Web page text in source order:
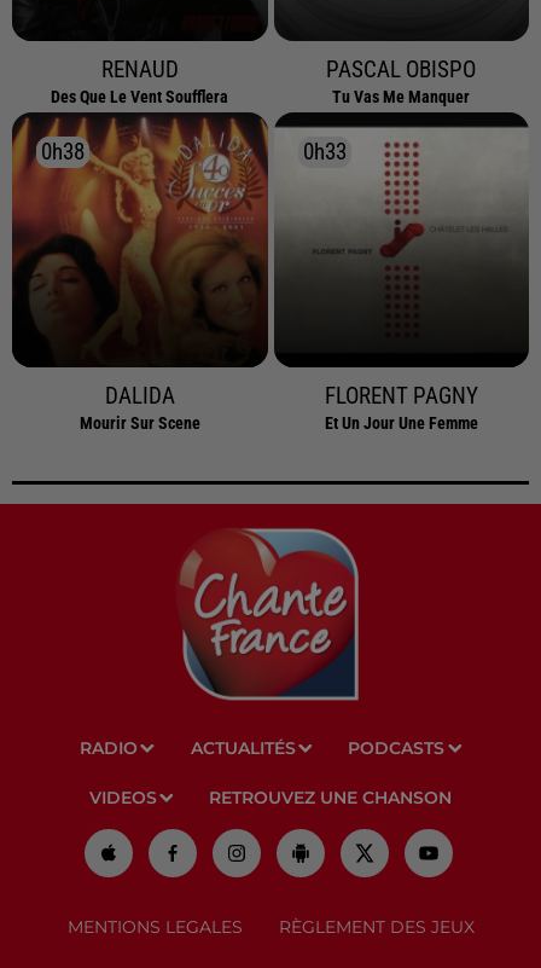
RENAUD
Des Que Le Vent Soufflera
PASCAL OBISPO
Tu Vas Me Manquer
0h38
0h38
DALIDA
Mourir Sur Scene
0h33
0h33
FLORENT PAGNY
Et Un Jour Une Femme
RADIO ACTUALITÉS PODCASTS
VIDEOS RETROUVEZ UNE CHANSON
MENTIONS LEGALES RÈGLEMENT DES JEUX